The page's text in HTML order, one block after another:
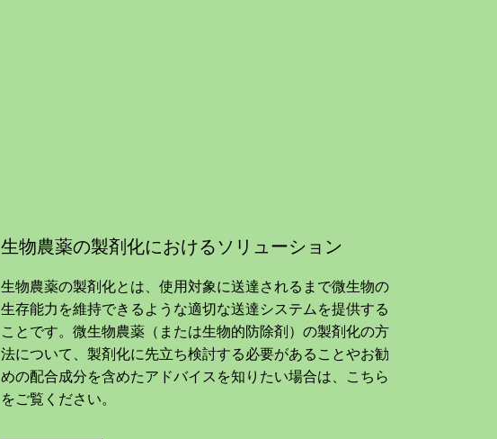
生物農薬の製剤化におけるソリューション
生物農薬の製剤化とは、使用対象に送達されるまで微生物の
生存能力を維持できるような適切な送達システムを提供する
ことです。微生物農薬（または生物的防除剤）の製剤化の方
法について、製剤化に先立ち検討する必要があることやお勧
めの配合成分を含めたアドバイスを知りたい場合は、こちら
をご覧ください。